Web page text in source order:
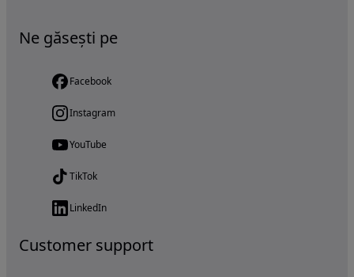
Ne găsești pe
Facebook
Instagram
YouTube
TikTok
LinkedIn
Customer support